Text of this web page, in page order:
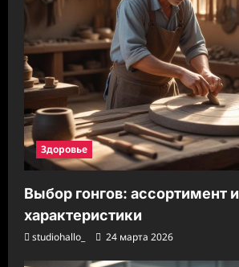
Здоровье
Выбор гонгов: ассортимент и
характеристики
studiohallo_ 24 марта 2026